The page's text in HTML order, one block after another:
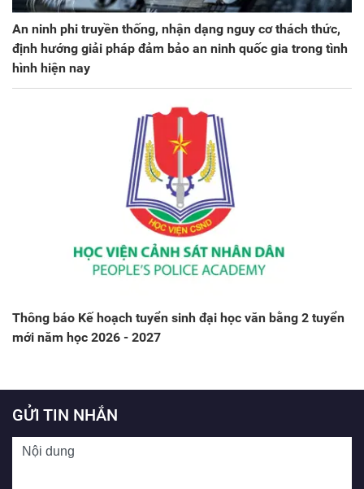
An ninh phi truyền thống, nhận dạng nguy cơ thách thức,
định hướng giải pháp đảm bảo an ninh quốc gia trong tình
hình hiện nay
Thông báo Kế hoạch tuyển sinh đại học văn bằng 2 tuyển
mới năm học 2026 - 2027
GỬI TIN NHẮN